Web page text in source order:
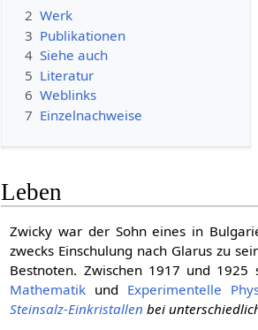
2 Werk
3 Publikationen
4 Siehe auch
5 Literatur
6 Weblinks
7 Einzelnachweise
Leben
Zwicky war der Sohn eines in
zwecks Einschulung nach Glarus zu
Bestnoten. Zwischen 1917 und
Mathematik und Experimentelle
Steinsalz-Einkristallen bei